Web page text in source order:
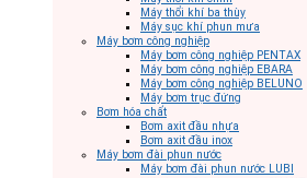
Máy thổi khí ba thùy
Máy sục khí phun mưa
Máy bơm công nghiệp
Máy bơm công nghiệp PENTAX
Máy bơm công nghiệp EBARA
Máy bơm công nghiệp BELUNO
Máy bơm trục đứng
Bơm hóa chất
Bơm axit đầu nhựa
Bơm axit đầu inox
Máy bơm đài phun nước
Máy bơm đài phun nước LUBI